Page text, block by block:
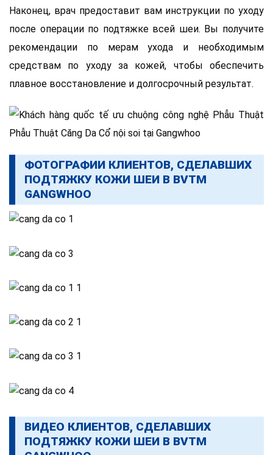
Наконец, врач предоставит вам инструкции по уходу
после операции по подтяжке всей шеи. Вы получите
рекомендации по мерам ухода и необходимым
средствам по уходу за кожей, чтобы обеспечить
плавное восстановление и долгосрочный результат.
ФОТОГРАФИИ КЛИЕНТОВ, СДЕЛАВШИХ
ПОДТЯЖКУ КОЖИ ШЕИ В BVTM
GANGWHOO
ВИДЕО КЛИЕНТОВ, СДЕЛАВШИХ
ПОДТЯЖКУ КОЖИ ШЕИ В BVTM